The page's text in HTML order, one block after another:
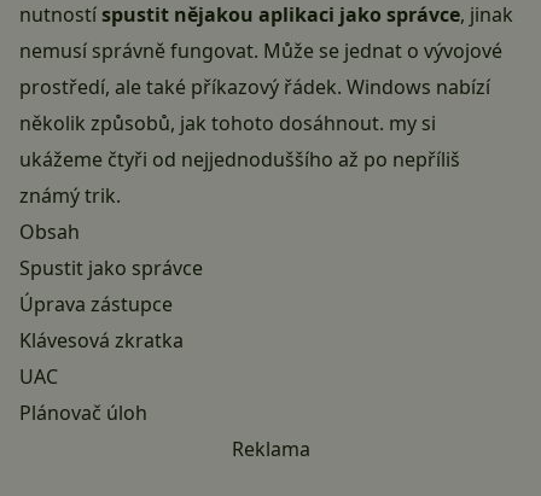
nutnostíspustit nějakou aplikaci jako správce, jinak
nemusí správně fungovat. Může se jednat o vývojové
prostředí, ale také příkazový řádek. Windows nabízí
několik způsobů, jak tohoto dosáhnout. my si
ukážeme čtyři od nejjednoduššího až po nepříliš
známý trik.
Obsah
Spustit jako správce
Úprava zástupce
Klávesová zkratka
UAC
Plánovač úloh
Reklama